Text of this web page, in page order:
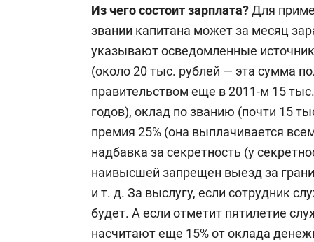
Из чего состоит зарплата?Для
звании капитана может за месяц
указывают осведомленные
(около 20 тыс. рублей — эта сумма
правительством еще в 2011-м 15
годов), оклад по званию (почти 15
премия 25% (она выплачивается
надбавка за секретность (у
наивысшей запрещен выезд за
и т. д. За выслугу, если сотрудник
будет. А если отметит пятилетие
насчитают еще 15% от оклада